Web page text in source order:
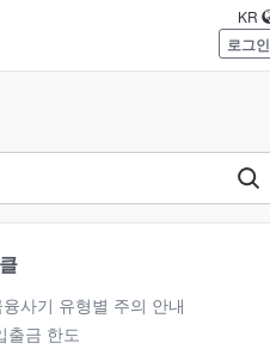
로그인
KR
사기 유형별 주의 안내
출금 한도